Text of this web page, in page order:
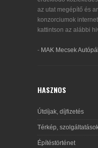
az utat megépítő és
konzorciumok
kattintson az alábbi
- MAK Mecsek
HASZNOS
Útdíjak, díjfizetés
Térkép,
Építéstörténet